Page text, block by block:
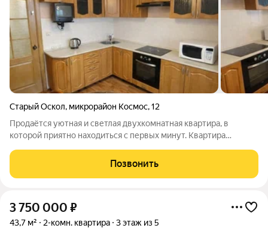
Старый Оскол, микрорайон Космос,12
Продаётся уютная и светлая двухкомнатная квартира, в
которой приятно находиться с первых минут. Квартира
вложений. В интерьере выполнен
Позвонить
3 750 000 ₽
43,7 м² 2-комн. квартира 3 этаж из 5